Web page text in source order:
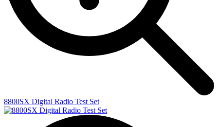
8800SX Digital Radio Test Set